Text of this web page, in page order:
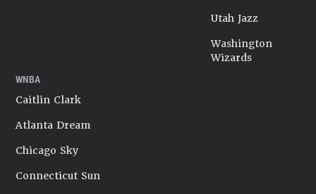
Utah Jazz
Washington
Wizards
WNBA
Caitlin Clark
Atlanta Dream
Chicago Sky
Connecticut Sun